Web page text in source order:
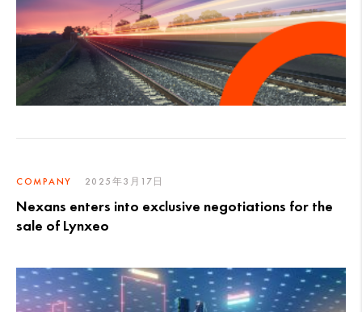
COMPANY 2025年3月17日
Nexans enters into exclusive negotiations for the
sale of Lynxeo